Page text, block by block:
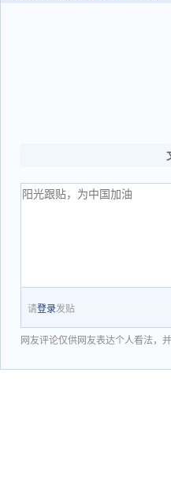
请登录发贴
网友评论仅供网友表达个人看法，